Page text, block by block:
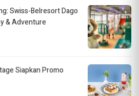
Swiss-Belresort Dago
& Adventure
Siapkan Promo